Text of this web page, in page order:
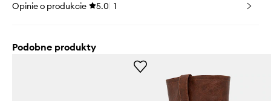
Opinie o produkcie 5.0 1
Podobne produkty